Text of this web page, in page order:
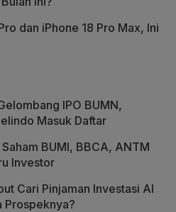
dan iPhone 18 Pro Max, Ini
IPO BUMN,
Masuk Daftar
BUMI, BBCA, ANTM
Investor
Cari Pinjaman Investasi AI
Prospeknya?